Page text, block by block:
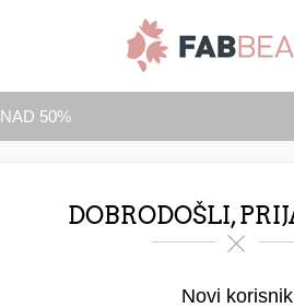
50%
DOBRODOŠLI,
Novi korisnik